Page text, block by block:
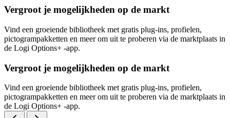
Vergroot je mogelijkheden op de markt
Vind een groeiende bibliotheek met gratis plug-ins, profielen,
pictogrampakketten en meer om uit te proberen via de marktplaats in
de Logi Options+ -app.
Vergroot je mogelijkheden op de markt
Vind een groeiende bibliotheek met gratis plug-ins, profielen,
pictogrampakketten en meer om uit te proberen via de marktplaats in
de Logi Options+ -app.